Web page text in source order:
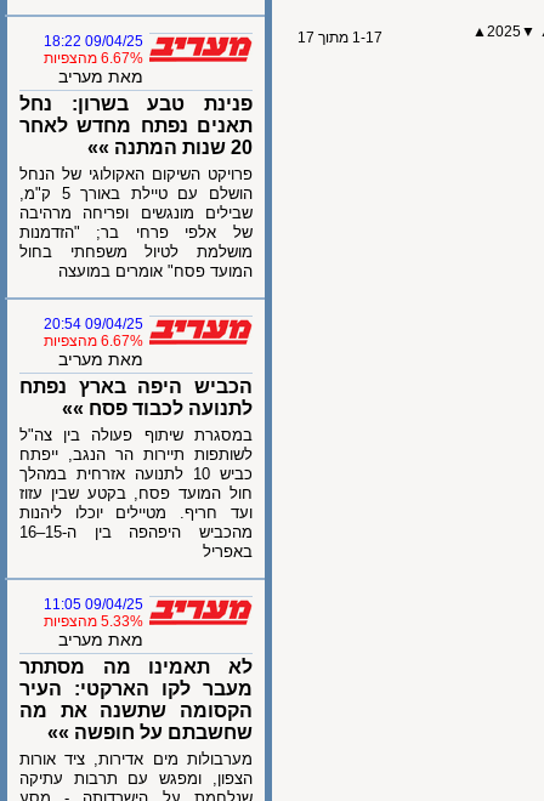
2025
▲ 1-17 מתוך 17
09/04/25 18:22
6.67% מהצפיות
מאת מעריב
פנינת טבע בשרון: נחל
תאנים נפתח מחדש לאחר
פרויקט השיקום האקולוגי של הנחל
הושלם עם טיילת באורך 5 ק"מ,
שבילים מונגשים ופריחה מרהיבה
של אלפי פרחי בר; "הזדמנות
מושלמת לטיול משפחתי בחול
המועד פסח" אומרים במועצה
09/04/25 20:54
6.67% מהצפיות
מאת מעריב
הכביש היפה בארץ נפתח
לתנועה לכבוד פסח »»
במסגרת שיתוף פעולה בין צה"ל
לשותפות תיירות הר הנגב, ייפתח
כביש 10 לתנועה אזרחית במהלך
חול המועד פסח, בקטע שבין עזוז
ועד חריף. מטיילים יוכלו ליהנות
מהכביש היפהפה בין ה-15–16
באפריל
09/04/25 11:05
5.33% מהצפיות
מאת מעריב
לא תאמינו מה מסתתר
מעבר לקו הארקטי: העיר
הקסומה שתשנה את מה
שחשבתם על חופשה »»
מערבולות מים אדירות, ציד אורות
הצפון, ומפגש עם תרבות עתיקה